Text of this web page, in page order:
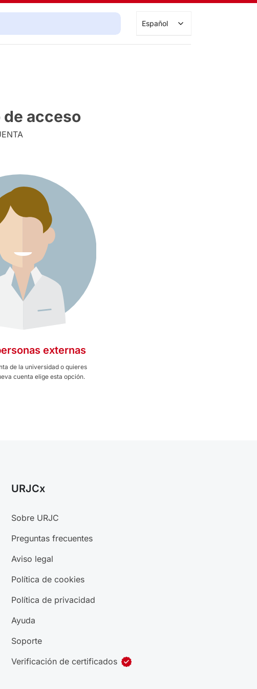
Buscar cursos
Español
de acceso
externas
de la universidad o quieres
cuenta elige esta opción.
URJCx
Sobre URJC
Preguntas frecuentes
Aviso legal
Política de cookies
Política de privacidad
Ayuda
Soporte
Verificación de certificados